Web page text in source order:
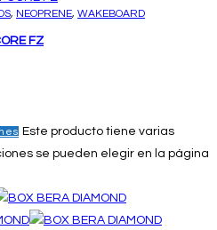
, NEOPRENE, WAKEBOARD
FZ
Este producto tiene varias
se pueden elegir en la página